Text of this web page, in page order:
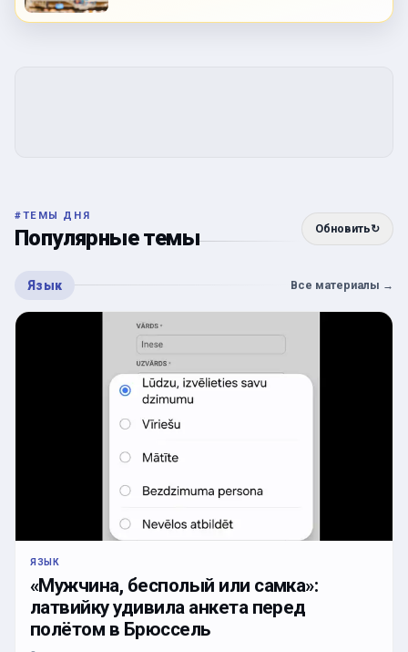
#ТЕМЫ ДНЯ
Популярные темы Обновить↻
Язык Все материалы →
ЯЗЫК
«Мужчина, бесполый или самка»:
латвийку удивила анкета перед
полётом в Брюссель